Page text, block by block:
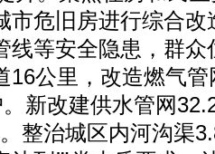
市危旧房进行综合
线等安全隐患，群
16公里，改造燃气
。新改建供水管网
整治城区内河沟渠